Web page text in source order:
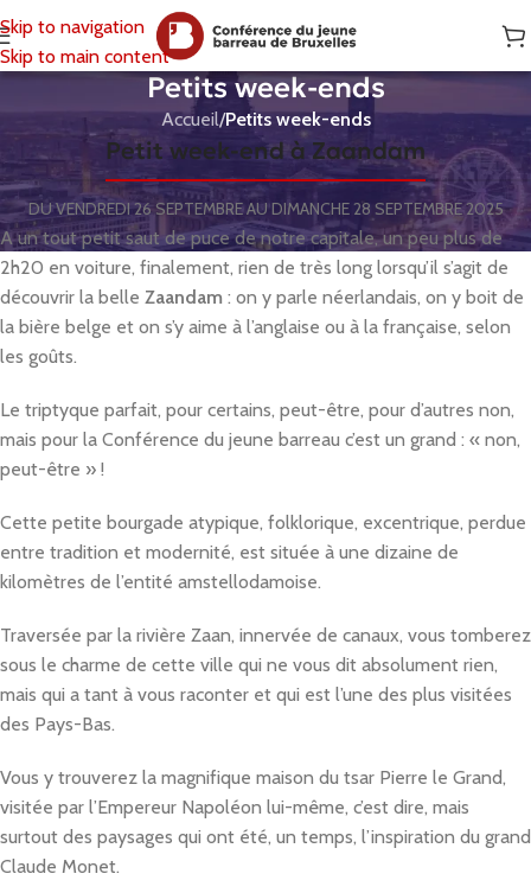
Skip to navigation
Skip to main content
Petits week-ends
Accueil/Petits week-ends
Petit week-end à Zaandam
DU VENDREDI 26 SEPTEMBRE AU DIMANCHE 28 SEPTEMBRE 2025
A un tout petit saut de puce de notre capitale, un peu plus de
2h20 en voiture, finalement, rien de très long lorsqu’il s’agit de
découvrir la belle Zaandam : on y parle néerlandais, on y boit de
la bière belge et on s’y aime à l’anglaise ou à la française, selon
les goûts.
Le triptyque parfait, pour certains, peut-être, pour d’autres non,
mais pour la Conférence du jeune barreau c’est un grand : « non,
peut-être » !
Cette petite bourgade atypique, folklorique, excentrique, perdue
entre tradition et modernité, est située à une dizaine de
kilomètres de l’entité amstellodamoise.
Traversée par la rivière Zaan, innervée de canaux, vous tomberez
sous le charme de cette ville qui ne vous dit absolument rien,
mais qui a tant à vous raconter et qui est l’une des plus visitées
des Pays-Bas.
Vous y trouverez la magnifique maison du tsar Pierre le Grand,
visitée par l’Empereur Napoléon lui-même, c’est dire, mais
surtout des paysages qui ont été, un temps, l’inspiration du grand
Claude Monet.